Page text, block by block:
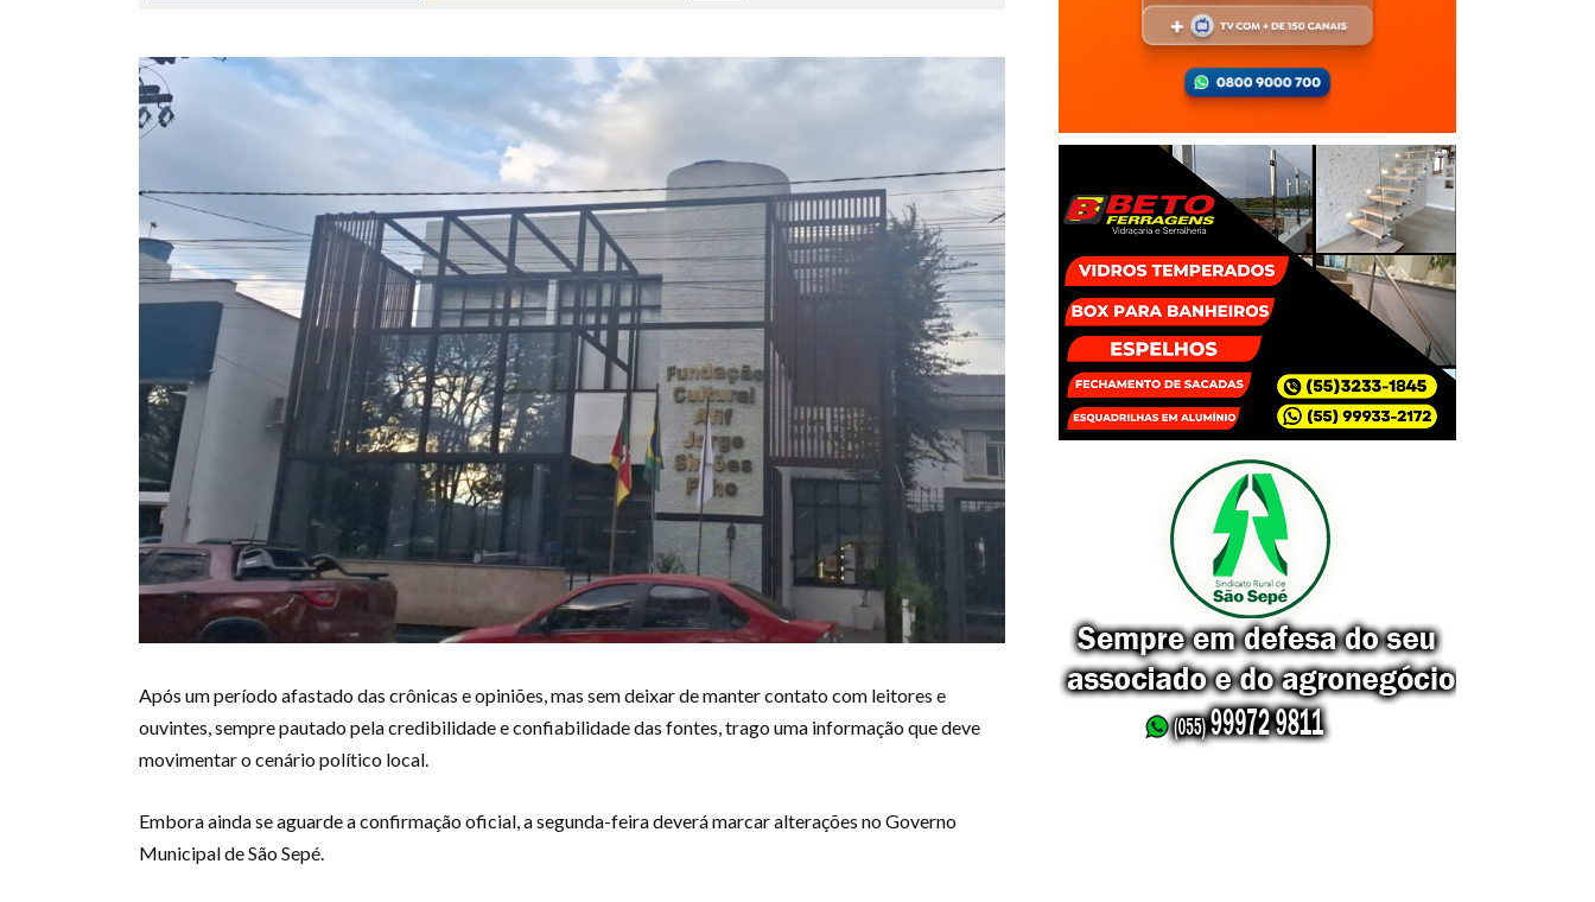
Após um período afastado das crônicas e opiniões, mas sem deixar de manter contato com leitores e
ouvintes, sempre pautado pela credibilidade e confiabilidade das fontes, trago uma informação que deve
movimentar o cenário político local.
Embora ainda se aguarde a confirmação oficial, a segunda-feira deverá marcar alterações no Governo
Municipal de São Sepé.